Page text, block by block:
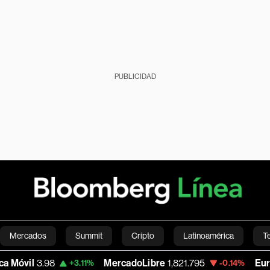
PUBLICIDAD
Mercados Summit Cripto Latinoamérica
Economía Estilo de vida Mundo Videos
+3.11% MercadoLibre 1,821.795 -0.14% Euro/Dólar